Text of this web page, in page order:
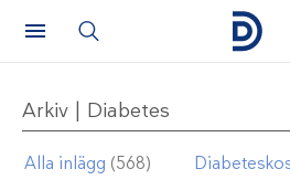
Arkiv | Diabetes
Alla inlägg (568)